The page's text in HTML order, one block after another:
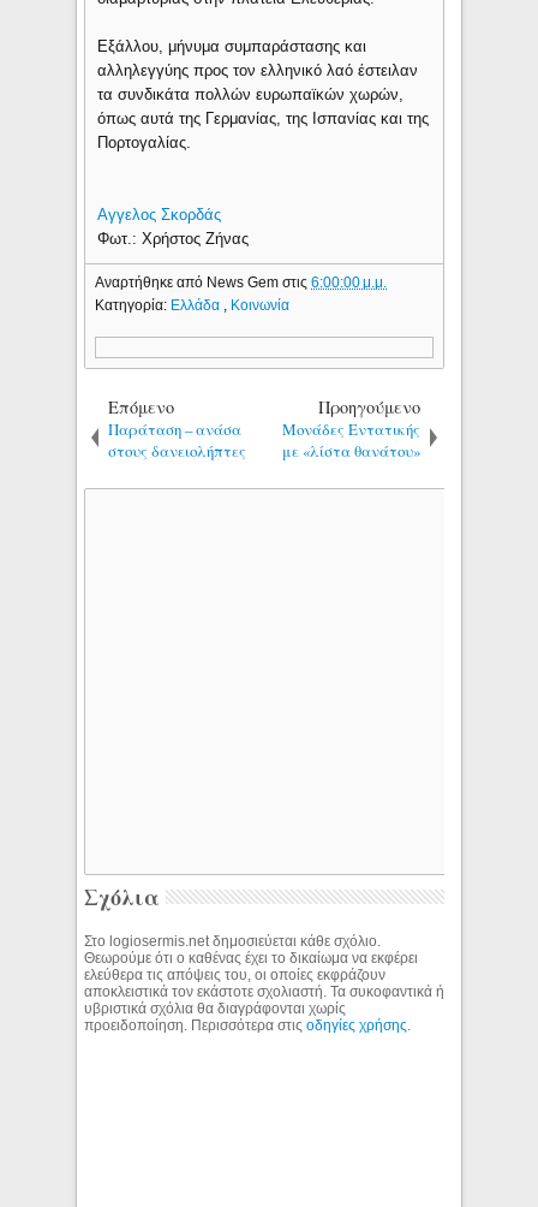
Εξάλλου, μήνυμα συμπαράστασης και
αλληλεγγύης προς τον ελληνικό λαό έστειλαν
τα συνδικάτα πολλών ευρωπαϊκών χωρών,
όπως αυτά της Γερμανίας, της Ισπανίας και της
Πορτογαλίας.
Αγγελος Σκορδάς
Φωτ.: Χρήστος Ζήνας
Αναρτήθηκε από News Gemστις6:00:00 μ.μ.
Κατηγορία: Ελλάδα Κοινωνία
Επόμενο
Παράταση – ανάσα
στους δανειολήπτες
Προηγούμενο
Μονάδες Εντατικής
με «λίστα θανάτου»
Σχόλια
Στο logiosermis.net δημοσιεύεται κάθε σχόλιο.
Θεωρούμε ότι ο καθένας έχει το δικαίωμα να εκφέρει
ελεύθερα τις απόψεις του, οι οποίες εκφράζουν
αποκλειστικά τον εκάστοτε σχολιαστή. Τα συκοφαντικά ή
υβριστικά σχόλια θα διαγράφονται χωρίς
προειδοποίηση. Περισσότερα στιςοδηγίες χρήσης